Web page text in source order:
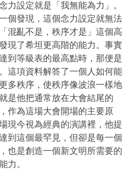
力設定就是「我無能為力」。
個發現，這個念力設定就無法
混亂不是，秩序才是」這個高
現了希坦更高階的能力。事實
到等級表的最高點時，那便是
這項資料解答了一個人如何能
多秩序，使秩序像波浪一樣地
是他把通常放在大會結尾的
作為這場大會開場的主要原
現今視為經典的演講裡，他提
到這個最罕見，但卻是每一個
也是創造一個新文明所需要的
力。